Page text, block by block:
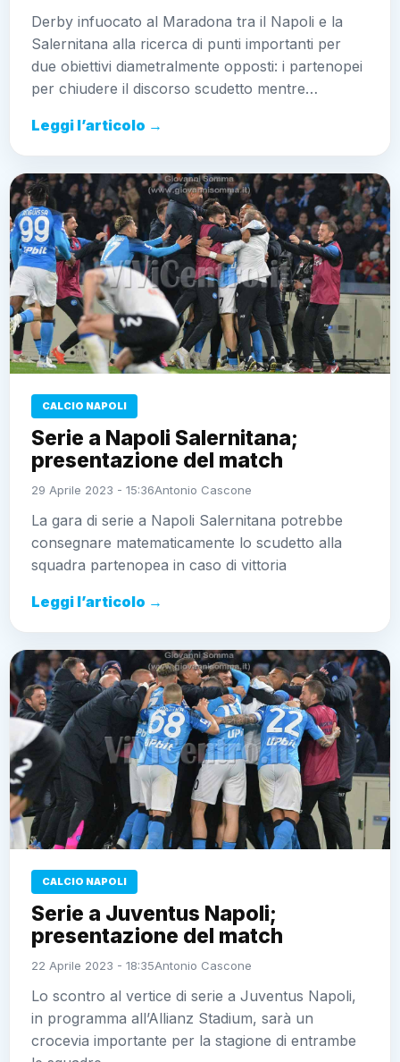
Derby infuocato al Maradona tra il Napoli e la
Salernitana alla ricerca di punti importanti per
due obiettivi diametralmente opposti: i partenopei
per chiudere il discorso scudetto mentre…
Leggi l’articolo →
CALCIO NAPOLI
Serie a Napoli Salernitana;
presentazione del match
29 Aprile 2023 - 15:36Antonio Cascone
La gara di serie a Napoli Salernitana potrebbe
consegnare matematicamente lo scudetto alla
squadra partenopea in caso di vittoria
Leggi l’articolo →
CALCIO NAPOLI
Serie a Juventus Napoli;
presentazione del match
22 Aprile 2023 - 18:35Antonio Cascone
Lo scontro al vertice di serie a Juventus Napoli,
in programma all’Allianz Stadium, sarà un
crocevia importante per la stagione di entrambe